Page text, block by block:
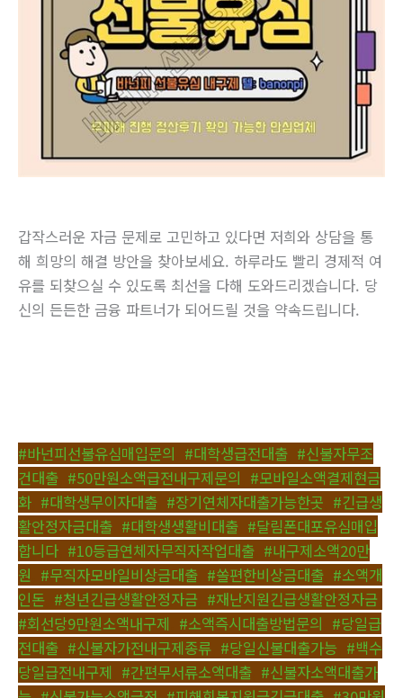
갑작스러운 자금 문제로 고민하고 있다면 저희와 상담을 통
해 희망의 해결 방안을 찾아보세요. 하루라도 빨리 경제적 여
유를 되찾으실 수 있도록 최선을 다해 도와드리겠습니다. 당
신의 든든한 금융 파트너가 되어드릴 것을 약속드립니다.
#바넌피선불유심매입문의 #대학생급전대출 #신불자무조
건대출 #50만원소액급전내구제문의 #모바일소액결제현금
화 #대학생무이자대출 #장기연체자대출가능한곳 #긴급생
활안정자금대출 #대학생생활비대출 #달림폰대포유심매입
합니다 #10등급연체자무직자작업대출 #내구제소액20만
원 #무직자모바일비상금대출 #쏠편한비상금대출 #소액개
인돈 #청년긴급생활안정자금 #재난지원긴급생활안정자금
#회선당9만원소액내구제 #소액즉시대출방법문의 #당일급
전대출 #신불자가전내구제종류 #당일신불대출가능 #백수
당일급전내구제 #간편무서류소액대출 #신불자소액대출가